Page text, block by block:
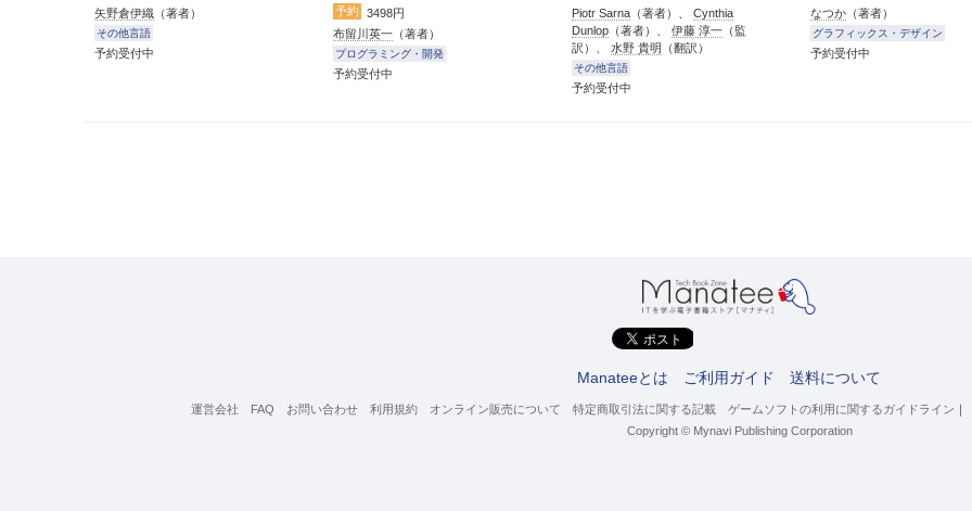
矢野倉伊織 （著者）
その他言語
予約受付中
予約 3498円
布留川英一 （著者）
プログラミング・開発
予約受付中
Piotr Sarna （著者）、 Cynthia
Dunlop （著者）、 伊藤 淳一 （監
訳）、 水野 貴明 （翻訳）
その他言語
予約受付中
なつか （著者）
グラフィックス・デザイン
予約受付中
Manateeとは ご利用ガイド 送料について
運営会社 FAQ お問い合わせ 利用規約 オンライン販売について 特定商取引法に関する記載 ゲームソフトの利用に関するガイドライン ｜
Copyright © Mynavi Publishing Corporation